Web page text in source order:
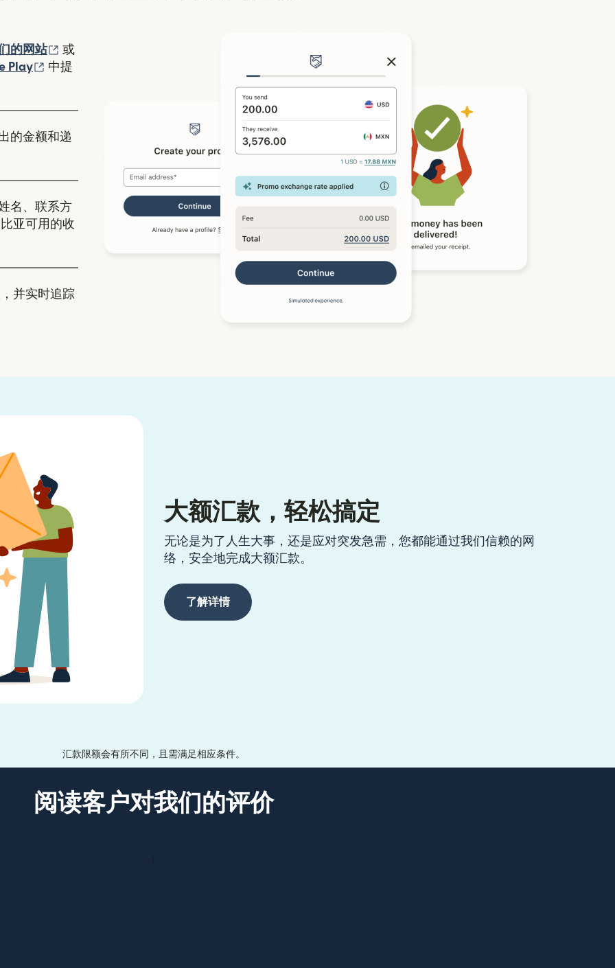
的网站 （在新窗口中打开）
或
中打开）
Play （在新窗口中打开）
中提
的金额和递
名、联系方
亚可用的收
并实时追踪
大额汇款，轻松搞定
无论是为了人生大事，还是应对突发急需，您都能通过我们信赖的网
络，安全地完成大额汇款。
了解详情
汇款限额会有所不同，且需满足相应条件。
阅读客户对我们的评价